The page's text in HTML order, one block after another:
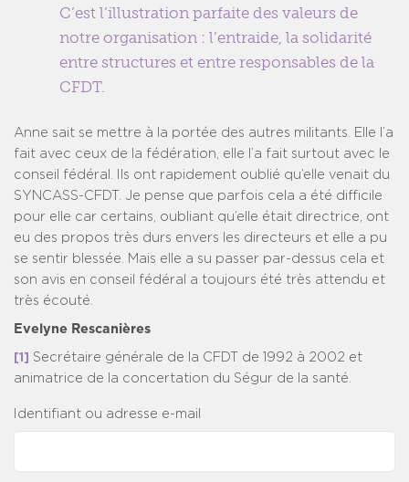
C’est l’illustration parfaite des valeurs de
notre organisation : l’entraide, la solidarité
entre structures et entre responsables de la
CFDT.
Anne sait se mettre à la portée des autres militants. Elle l’a
fait avec ceux de la fédération, elle l’a fait surtout avec le
conseil fédéral. Ils ont rapidement oublié qu’elle venait du
SYNCASS-CFDT. Je pense que parfois cela a été difficile
pour elle car certains, oubliant qu’elle était directrice, ont
eu des propos très durs envers les directeurs et elle a pu
se sentir blessée. Mais elle a su passer par-dessus cela et
son avis en conseil fédéral a toujours été très attendu et
très écouté.
Evelyne Rescanières
[1] Secrétaire générale de la CFDT de 1992 à 2002 et
animatrice de la concertation du Ségur de la santé.
Identifiant ou adresse e-mail